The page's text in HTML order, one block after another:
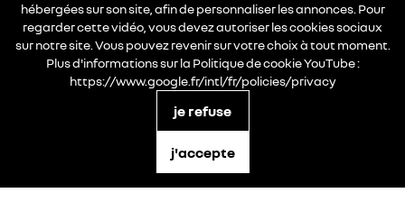
hébergées sur son site, afin de personnaliser les annonces. Pour
regarder cette vidéo, vous devez autoriser les cookies sociaux
sur notre site. Vous pouvez revenir sur votre choix à tout moment.
Plus d'informations sur la Politique de cookie YouTube :
https://www.google.fr/intl/fr/policies/privacy
je refuse
j'accepte